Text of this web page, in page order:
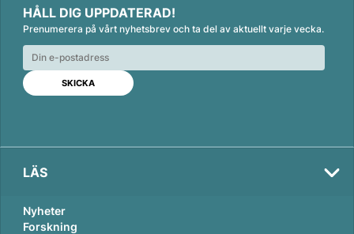
n
k
e
d
n
c
e
b
o
o
k
a
i
l
HÅLL DIG UPPDATERAD!
Prenumerera på vårt nyhetsbrev och ta del av aktuellt varje vecka.
LÄS
Nyheter
Forskning